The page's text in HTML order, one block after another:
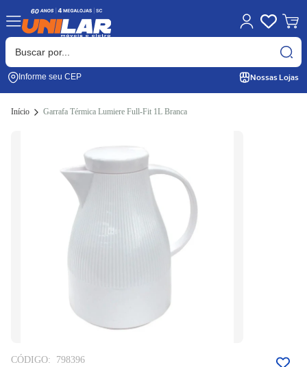
Informe seu CEP Nossas Lojas
Início Garrafa Térmica Lumiere Full-Fit 1L Branca
CÓDIGO: 798396